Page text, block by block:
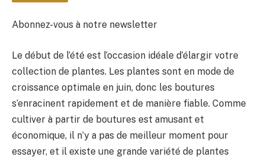
BULLETIN
Abonnez-vous à notre newsletter
Le début de l’été est l’occasion idéale d’élargir votre
collection de plantes. Les plantes sont en mode de
croissance optimale en juin, donc les boutures
s’enracinent rapidement et de manière fiable. Comme
cultiver à partir de boutures est amusant et
économique, il n’y a pas de meilleur moment pour
essayer, et il existe une grande variété de plantes